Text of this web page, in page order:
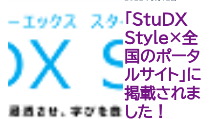
「StuDX
Style×全
国のポータ
ルサイト」に
掲載されま
した！